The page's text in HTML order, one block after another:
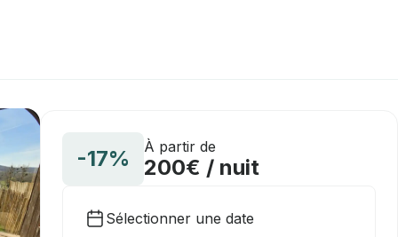
-17% À partir de
200€ / nuit
Sélectionner une date